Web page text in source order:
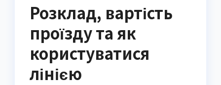
Розклад, вартість
проїзду та як
користуватися
лінією